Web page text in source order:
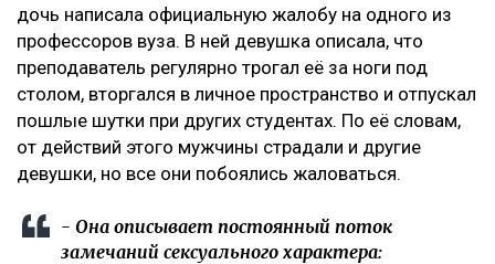
дочь написала официальную жалобу на одного из
профессоров вуза. В ней девушка описала, что
преподаватель регулярно трогал её за ноги под
столом, вторгался в личное пространство и отпускал
пошлые шутки при других студентах. По её словам,
от действий этого мужчины страдали и другие
девушки, но все они побоялись жаловаться.
- Она описывает постоянный поток
замечаний сексуального характера: